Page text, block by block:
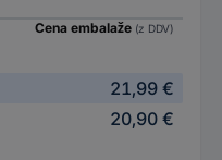
Cena embalaže (z DDV)
21,99 €
20,90 €